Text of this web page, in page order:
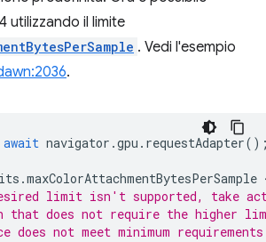
utilizzando il limite
. Vedi l'esempio
.
await navigator .gpu . requestAdapter
.maxColorAttachmentBytesPerSample
limit isn't supported, take
that does not require the higher
not meet minimum